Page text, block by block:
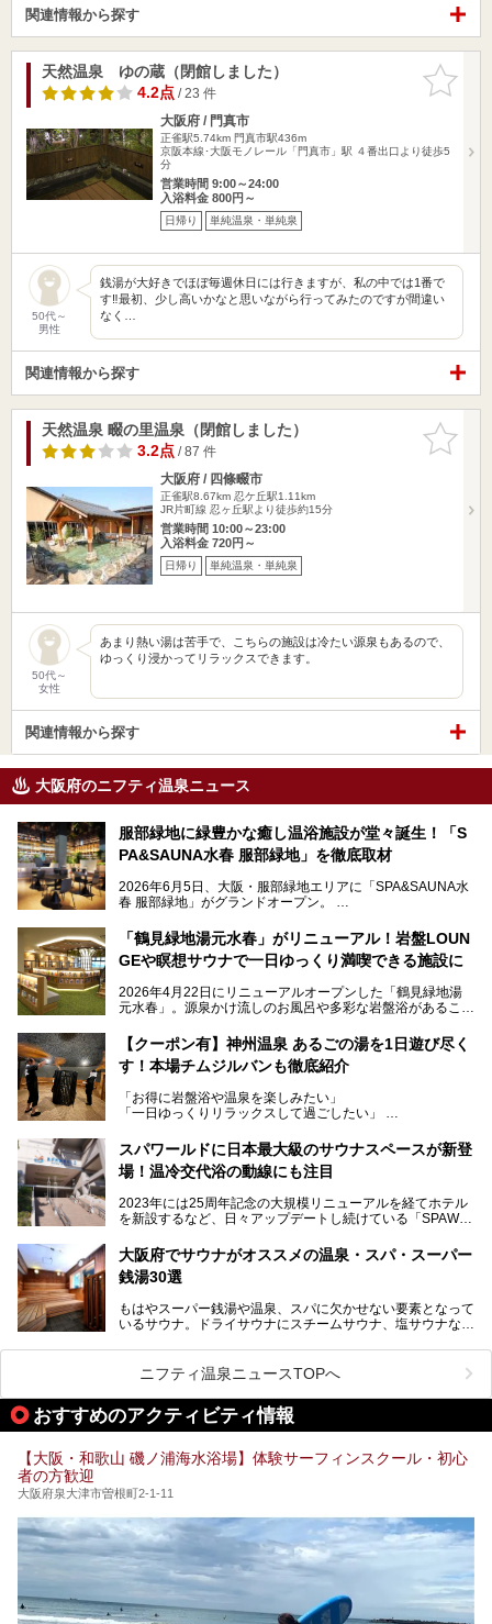
関連情報から探す
お気に入
りに追加
天然温泉 ゆの蔵（閉館しました）
4.2点/ 23 件
大阪府 / 門真市
正雀駅5.74km 門真市駅436m
京阪本線･大阪モノレール「門真市」駅 ４番出口より徒歩5
分
営業時間 9:00～24:00
入浴料金 800円～
日帰り 単純温泉・単純泉
50代～
男性
銭湯が大好きでほぼ毎週休日には行きますが、私の中では1番で
す‼️最初、少し高いかなと思いながら行ってみたのですが間違い
なく…
関連情報から探す
お気に入
りに追加
天然温泉 畷の里温泉（閉館しました）
3.2点/ 87 件
大阪府 / 四條畷市
正雀駅8.67km 忍ケ丘駅1.11km
JR片町線 忍ヶ丘駅より徒歩約15分
営業時間 10:00～23:00
入浴料金 720円～
日帰り 単純温泉・単純泉
50代～
女性
あまり熱い湯は苦手で、こちらの施設は冷たい源泉もあるので、
ゆっくり浸かってリラックスできます。
関連情報から探す
大阪府のニフティ温泉ニュース
服部緑地に緑豊かな癒し温浴施設が堂々誕生！「S
PA&SAUNA水春 服部緑地」を徹底取材
2026年6月5日、大阪・服部緑地エリアに「SPA&SAUNA水
春 服部緑地」がグランドオープン。
当初の計画から約5年の時を経て誕生した本施設は、温泉・
サウナ・岩盤浴・フィットネス・ラウンジ・レストランなど
を融合した、これまでの“水春”のイメージをさらに進化させ
今回はオープン前の内覧会に参加し、館内のこだわりポイン
サウナー注目の3種のサウナや160cmの深水風呂、没入感の
高い岩盤浴エリア、日本最大の台数を誇る最新AIフィットネ
スマシンなど、見どころ満載の館内を詳しくご紹介します。
「鶴見緑地湯元水春」がリニューアル！岩盤LOUN
GEや瞑想サウナで一日ゆっくり満喫できる施設に
2026年4月22日にリニューアルオープンした「鶴見緑地湯
元水春」。源泉かけ流しのお風呂や多彩な岩盤浴があること
に“一日中くつろげる場所”としてパワーアップしています。
今回のリニューアルでは、新たに登場した瞑想サウナをはじ
見どころが盛りだくさん。日常の疲れを癒やしたい方はもち
ろん、休日にゆったり過ごしたい方にもぴったりの内容とな
本記事では、そんなリニューアル後の注目ポイントを詳しく
紹介します。これから「鶴見緑地湯元水春」に訪れる方や、
い。
【クーポン有】神州温泉 あるごの湯を1日遊び尽く
す！本場チムジルバンも徹底紹介
「お得に岩盤浴や温泉を楽しみたい」
「一日ゆっくりリラックスして過ごしたい」
利用できる「神州温泉 あるごの湯」です。
あるごの湯は、大阪府豊中市にある日帰り温浴施設で、阪急
チムジルバン（岩盤浴）を中心に、発汗・リラックス・漫画
タイムまで満喫できる長時間滞在型の施設なので、一日中ゆ
る迫力ある熱波パフォーマンスも毎日行われており、“とと
のう”体験をしっかり楽しめるのもポイントです。
ケやボウリングといった遊び場もあり、友人同士やカップル
で“遊び+癒し”の一日を過ごすのにもぴったり。
処にいたるまで魅力をたっぷり堪能してきたので、その全容
スパワールドに日本最大級のサウナスペースが新登
場！温冷交代浴の動線にも注目
2023年には25周年記念の大規模リニューアルを経てホテル
を新設するなど、日々アップデートし続けている「SPAWO
そんなスパワールドが2025年11月15日（土）に、新たな浴
室や日本最大級140人収容の大規模サウナを携えてリニュー
アルオープン！浴室である4F・6Fそれぞれにリニューアル
大規模リニューアルの全容を確認すべく、リニューアルプレ
オープンイベントに行ってきました！今回はそのリニューア
大阪府でサウナがオススメの温泉・スパ・スーパー
銭湯30選
もはやスーパー銭湯や温泉、スパに欠かせない要素となって
いるサウナ。ドライサウナにスチームサウナ、塩サウナな
ペース、ロウリュウなど、心ゆくまで楽しむためのサービス
が充実した施設も多くみられます。
今回はそんなサウナにこだわった、大阪府内のオススメ温
泉・銭湯・スパを30件紹介したいと思います！
ニフティ温泉ニュースTOPへ
おすすめのアクティビティ情報
【大阪・和歌山 磯ノ浦海水浴場】体験サーフィンスクール・初心
者の方歓迎
大阪府泉大津市曽根町2-1-11